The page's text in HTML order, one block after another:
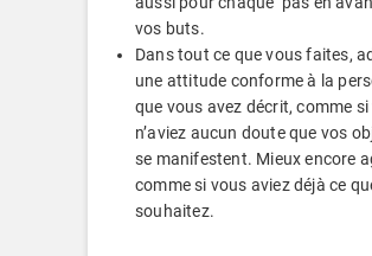
vos buts.
Dans tout ce que vous faites,
une attitude conforme à la
que vous avez décrit, comme
n’aviez aucun doute que vos
se manifestent. Mieux encore
comme si vous aviez déjà ce
souhaitez.